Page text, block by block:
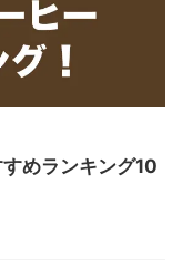
めランキング10